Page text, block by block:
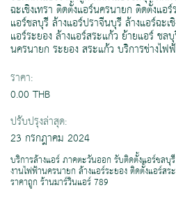
ฉะเชิงเทรา ติดตั้งแอร์นครนายก ติดตั้งแอ
แอร์ชลบุรี ล้างแอร์ปราจีนบุรี ล้างแอร์ฉะเ
แอร์ระยอง ล้างแอร์สระแก้ว ย้ายแอร์ ชล
นครนายก ระยอง สระแก้ว บริการช่างไ
ราคา:
0.00 THB
ปรับปรุงล่าสุด:
23 กรกฎาคม 2024
บริการล้างแอร์ ภาคตะวันออก รับติดตั้งแอร์ชลบุ
งานไฟฟ้านครนายก ล้างแอร์ระยอง ติดตั้งแอร์ส
ราคาถูก ร้านมาร์วินแอร์ 789